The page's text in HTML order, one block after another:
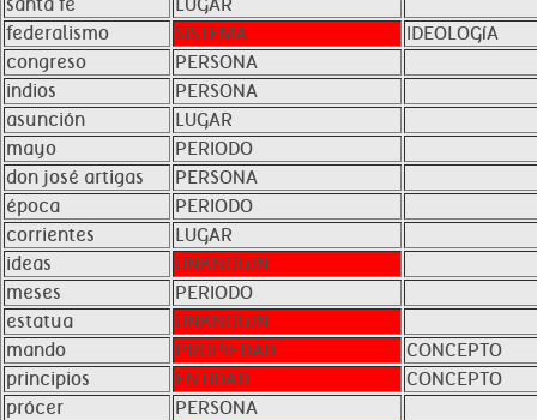
santa fe
LUGAR
federalismo
SISTEMA
IDEOLOGíA
congreso
PERSONA
indios
PERSONA
asunción
LUGAR
mayo
PERIODO
don josé artigas
PERSONA
época
PERIODO
corrientes
LUGAR
ideas
UNKNOWN
meses
PERIODO
estatua
UNKNOWN
mando
PROPIEDAD
CONCEPTO
principios
ENTIDAD
CONCEPTO
prócer
PERSONA